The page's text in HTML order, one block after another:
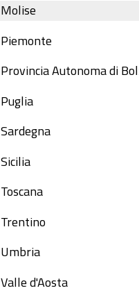
Molise
Piemonte
Provincia Autonoma di
Puglia
Sardegna
Sicilia
Toscana
Trentino
Umbria
Valle d'Aosta